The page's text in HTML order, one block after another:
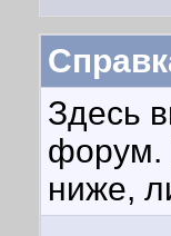
Здесь
форум.
ниже,